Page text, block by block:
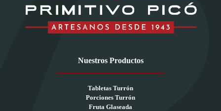
Nuestros Productos
Tabletas Turrón
Porciones Turrón
Fruta Glaseada